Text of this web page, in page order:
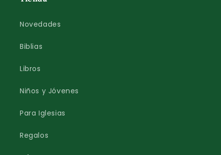
Novedades
Biblias
Libros
Niños y Jóvenes
Para Iglesias
Regalos